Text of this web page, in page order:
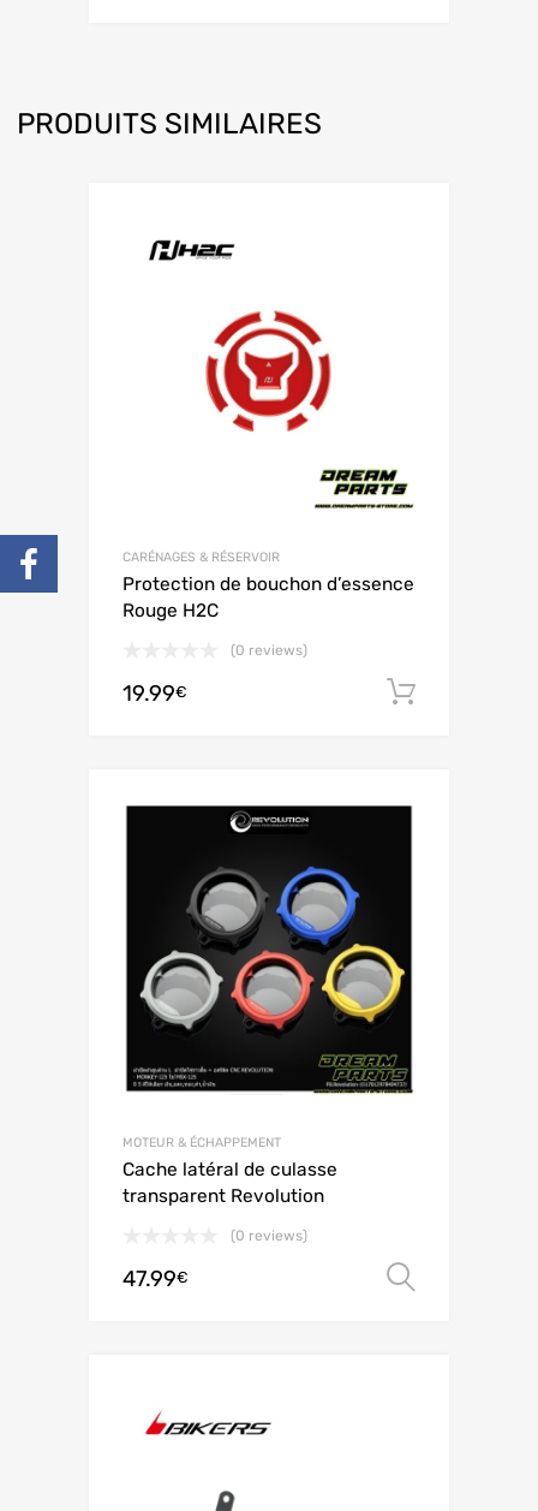
PRODUITS SIMILAIRES
CARÉNAGES & RÉSERVOIR
Protection de bouchon d’essence
Rouge H2C
(0 reviews)
19.99€
MOTEUR & ÉCHAPPEMENT
Cache latéral de culasse
transparent Revolution
(0 reviews)
47.99€